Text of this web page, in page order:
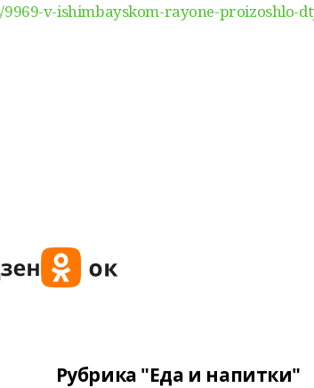
v-ishimbayskom-rayone-proizoshlo-
Рубрика "Еда и напитки"